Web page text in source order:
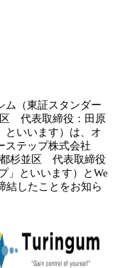
ム（東証スタンダー
代表取締役：田原
といいます）は、オ
ステップ株式会社
杉並区 代表取締役
」といいます）とWe
結したことをお知ら